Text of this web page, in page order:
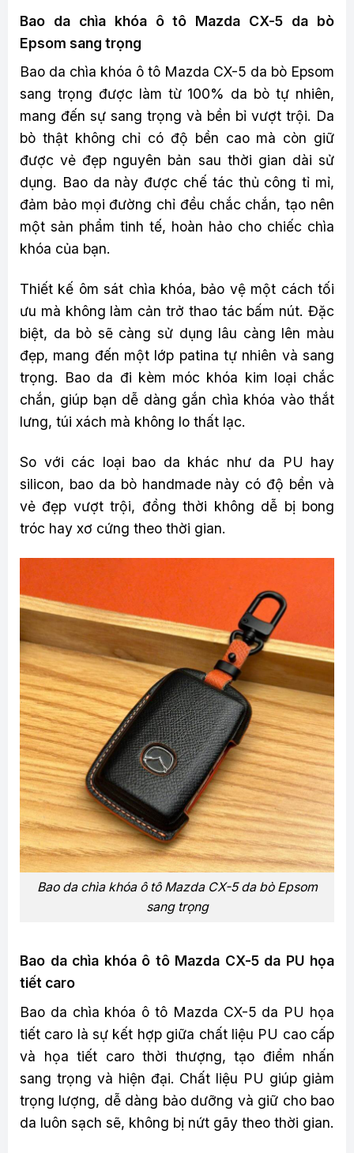
Bao da chìa khóa ô tô Mazda CX-5 da bò
Epsom sang trọng
Bao da chìa khóa ô tô Mazda CX-5 da bò Epsom
sang trọng được làm từ 100% da bò tự nhiên,
mang đến sự sang trọng và bền bỉ vượt trội. Da
bò thật không chỉ có độ bền cao mà còn giữ
được vẻ đẹp nguyên bản sau thời gian dài sử
dụng. Bao da này được chế tác thủ công tỉ mỉ,
đảm bảo mọi đường chỉ đều chắc chắn, tạo nên
một sản phẩm tinh tế, hoàn hảo cho chiếc chìa
khóa của bạn.
Thiết kế ôm sát chìa khóa, bảo vệ một cách tối
ưu mà không làm cản trở thao tác bấm nút. Đặc
biệt, da bò sẽ càng sử dụng lâu càng lên màu
đẹp, mang đến một lớp patina tự nhiên và sang
trọng. Bao da đi kèm móc khóa kim loại chắc
chắn, giúp bạn dễ dàng gắn chìa khóa vào thắt
lưng, túi xách mà không lo thất lạc.
So với các loại bao da khác như da PU hay
silicon, bao da bò handmade này có độ bền và
vẻ đẹp vượt trội, đồng thời không dễ bị bong
tróc hay xơ cứng theo thời gian.
Bao da chìa khóa ô tô Mazda CX-5 da bò Epsom
sang trọng
Bao da chìa khóa ô tô Mazda CX-5 da PU họa
tiết caro
Bao da chìa khóa ô tô Mazda CX-5 da PU họa
tiết caro là sự kết hợp giữa chất liệu PU cao cấp
và họa tiết caro thời thượng, tạo điểm nhấn
sang trọng và hiện đại. Chất liệu PU giúp giảm
trọng lượng, dễ dàng bảo dưỡng và giữ cho bao
da luôn sạch sẽ, không bị nứt gãy theo thời gian.